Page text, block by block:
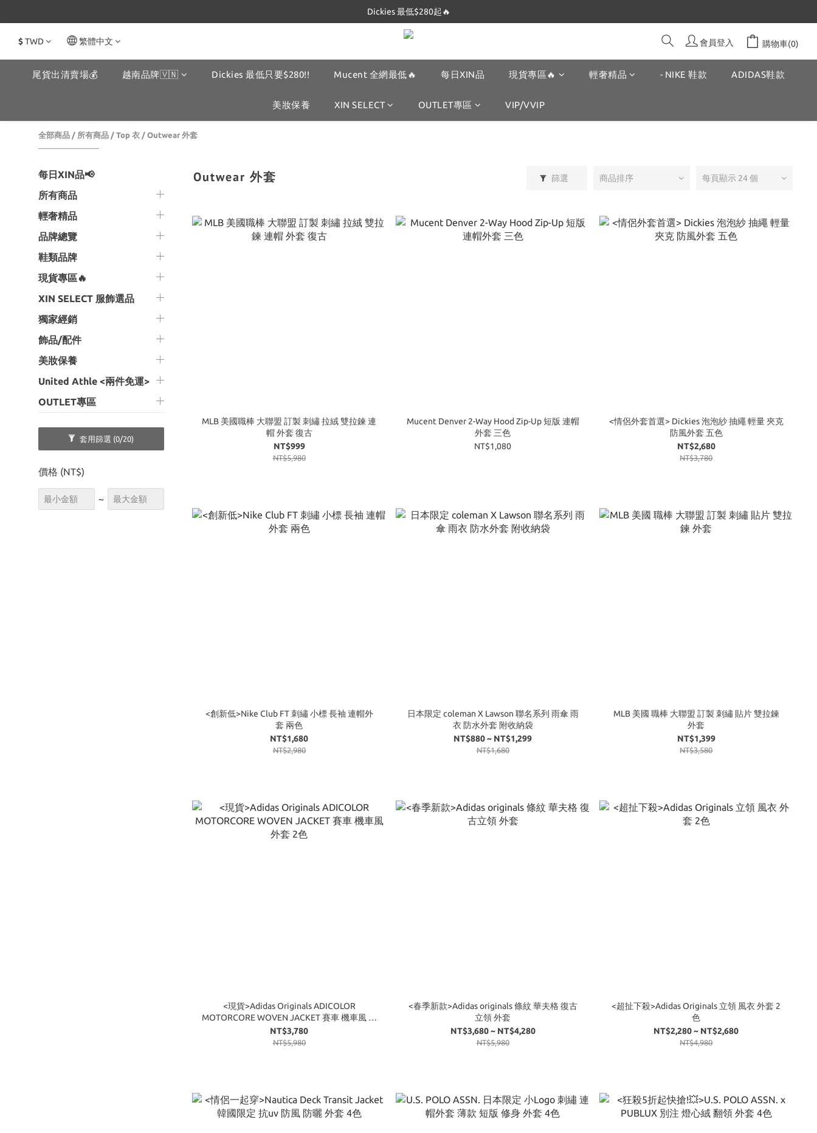
Dickies 最低$280起🔥
Dickies 最低$280起🔥
Mucent 全網最低🔥
Dickies 最低$280起🔥
$TWD 繁體中文 會員登入 購物車(0)
尾貨出清賣場💰 越南品牌🇻🇳 Dickies 最低只要$280!! Mucent 全網最低🔥 每日XIN品 現貨專區🔥 輕奢精品 - NIKE 鞋款 ADIDAS鞋款
美妝保養 XIN SELECT OUTLET專區 VIP/VVIP
全部商品 / 所有商品 / Top 衣 / Outwear 外套
每日XIN品📢
所有商品
輕奢精品
品牌總覽
鞋類品牌
現貨專區🔥
XIN SELECT 服飾選品
獨家經銷
飾品/配件
美妝保養
United Athle <兩件免運>
OUTLET專區
套用篩選 (0/20)
價格 (NT$)
~
Outwear 外套 篩選 商品排序 每頁顯示 24 個
MLB 美國職棒 大聯盟 訂製 刺繡 拉絨 雙拉鍊 連
帽 外套 復古
NT$999
NT$5,980
Mucent Denver 2-Way Hood Zip-Up 短版 連帽
外套 三色
NT$1,080
<情侶外套首選> Dickies 泡泡紗 抽繩 輕量 夾克
防風外套 五色
NT$2,680
NT$3,780
<創新低>Nike Club FT 刺繡 小標 長袖 連帽外
套 兩色
NT$1,680
NT$2,980
日本限定 coleman X Lawson 聯名系列 雨傘 雨
衣 防水外套 附收納袋
NT$880 ~ NT$1,299
NT$1,680
MLB 美國 職棒 大聯盟 訂製 刺繡 貼片 雙拉鍊
外套
NT$1,399
NT$3,580
<現貨>Adidas Originals ADICOLOR
MOTORCORE WOVEN JACKET 賽車 機車風 外
套 2色
NT$3,780
NT$5,980
<春季新款>Adidas originals 條紋 華夫格 復古
立領 外套
NT$3,680 ~ NT$4,280
NT$5,980
<超扯下殺>Adidas Originals 立領 風衣 外套 2
色
NT$2,280 ~ NT$2,680
NT$4,980